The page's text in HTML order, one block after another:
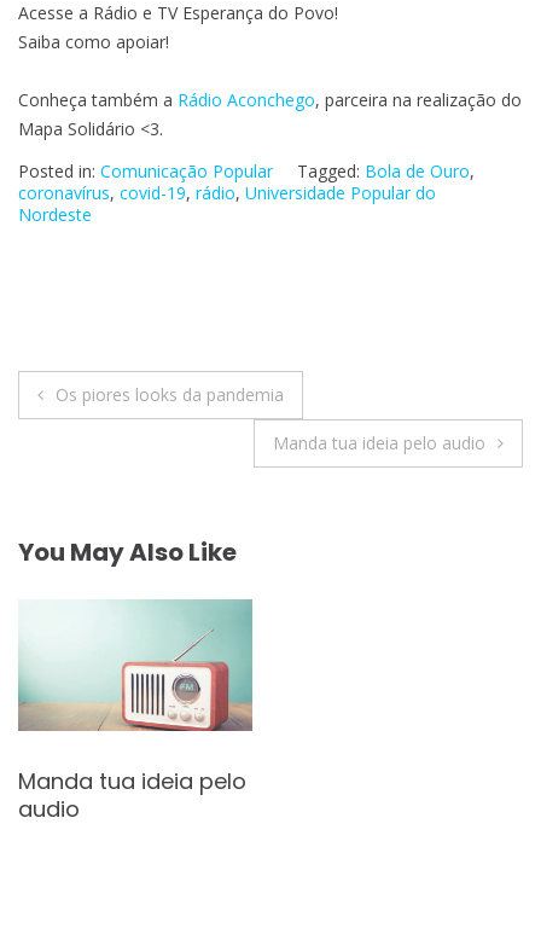
Acesse a Rádio e TV Esperança do Povo!
Saiba como apoiar!
Conheça também a Rádio Aconchego, parceira na realização do
Mapa Solidário <3.
Posted in: Comunicação Popular Tagged: Bola de Ouro,
coronavírus, covid-19, rádio, Universidade Popular do
Nordeste
Navegação
Os piores looks da pandemia
Manda tua ideia pelo audio
You May Also Like
Manda tua ideia pelo
audio